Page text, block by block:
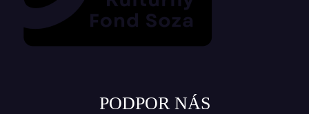
PODPOR NÁS